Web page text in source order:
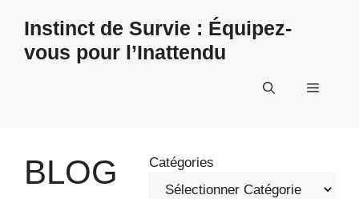
contenu
Instinct de Survie : Équipez-
vous pour l’Inattendu
Menu
BLOG Catégories